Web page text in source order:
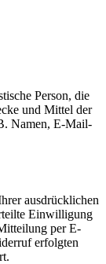
Person, die
und Mittel der
Namen, E-Mail-
ausdrücklichen
Einwilligung
per E-
erfolgten